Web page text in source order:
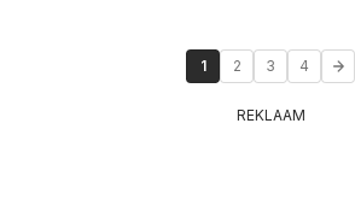
1 2 3 4
REKLAAM